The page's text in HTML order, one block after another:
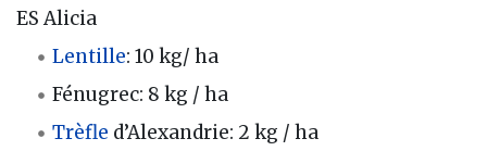
ES Alicia
Lentille: 10 kg/ ha
Fénugrec: 8 kg / ha
Trèfle d’Alexandrie: 2 kg / ha